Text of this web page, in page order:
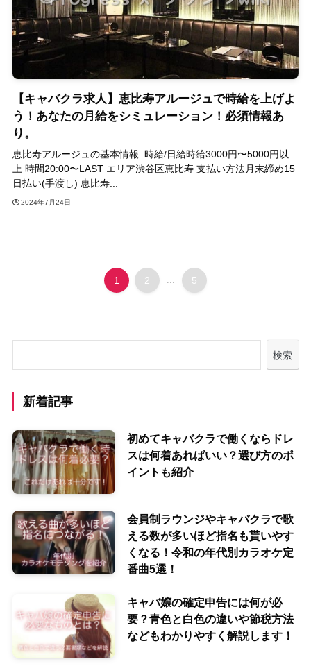
【キャバクラ求人】恵比寿アルージュで時給を上げよ
う！あなたの月給をシミュレーション！必須情報あ
り。
恵比寿アルージュの基本情報 時給/日給時給3000円〜5000円以
上 時間20:00〜LAST エリア渋谷区恵比寿 支払い方法月末締め15
日払い(手渡し) 恵比寿...
2024年7月24日
1 2 5
検索
新着記事
初めてキャバクラで働くならドレ
スは何着あればいい？選び方のポ
イントも紹介
会員制ラウンジやキャバクラで歌
える数が多いほど指名も貰いやす
くなる！令和の年代別カラオケ定
番曲5選！
キャバ嬢の確定申告には何が必
要？青色と白色の違いや節税方法
などもわかりやすく解説します！